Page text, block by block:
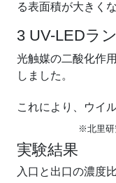
る表面積が大きく
3 UV-LEDラ
光触媒の二酸化作
しました。
これにより、ウイ
※北里研
実験結果
入口と出口の濃度